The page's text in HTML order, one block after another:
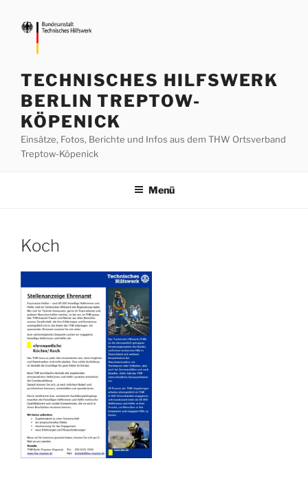
Inhalt
springen
TECHNISCHES HILFSWERK
BERLIN TREPTOW-
KÖPENICK
Einsätze, Fotos, Berichte und Infos aus dem THW Ortsverband
Treptow-Köpenick
Menü
Koch